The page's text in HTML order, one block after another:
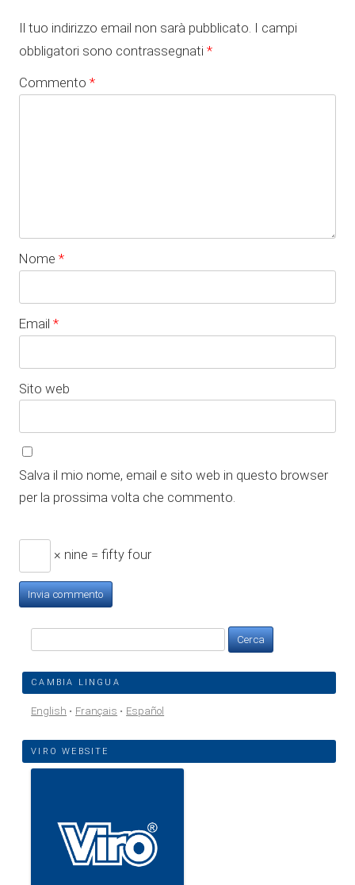
Il tuo indirizzo email non sarà pubblicato. I campi
obbligatori sono contrassegnati *
Commento *
Nome *
Email *
Sito web
Salva il mio nome, email e sito web in questo browser
per la prossima volta che commento.
× nine = fifty four
per:
CAMBIA LINGUA
English Français Español
VIRO WEBSITE